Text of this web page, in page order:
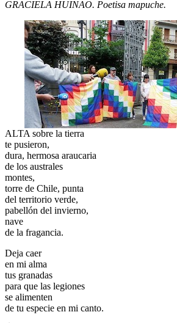
GRACIELA HUINAO. Poetisa mapuche.
ALTA sobre la tierra
te pusieron,
dura, hermosa araucaria
de los australes
montes,
torre de Chile, punta
del territorio verde,
pabellón del invierno,
nave
de la fragancia.
Deja caer
en mi alma
tus granadas
para que las legiones
se alimenten
de tu especie en mi canto.